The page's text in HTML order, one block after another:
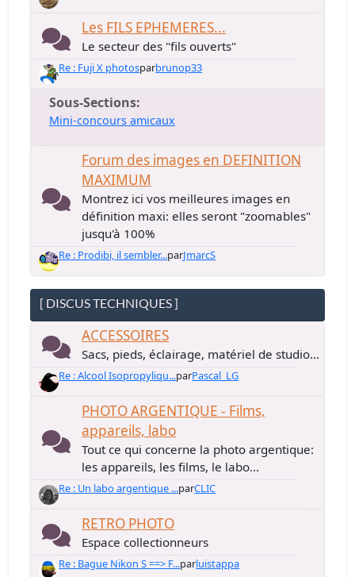
Les FILS EPHEMERES...
Le secteur des "fils ouverts"
Re : Fuji X photosparbrunop33
Sous-Sections
Mini-concours amicaux
Forum des images en DEFINITION
MAXIMUM
Montrez ici vos meilleures images en
définition maxi: elles seront "zoomables"
jusqu'à 100%
Re : Prodibi, il sembler...parJmarcS
[ DISCUS TECHNIQUES ]
ACCESSOIRES
Sacs, pieds, éclairage, matériel de studio...
Re : Alcool Isopropyliqu...parPascal_LG
PHOTO ARGENTIQUE - Films,
appareils, labo
Tout ce qui concerne la photo argentique:
les appareils, les films, le labo...
Re : Un labo argentique ...parCLIC
RETRO PHOTO
Espace collectionneurs
Re : Bague Nikon S ==> F...parluistappa